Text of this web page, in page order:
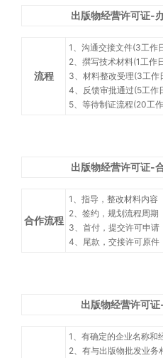
出版物经营许可证-
流程
1、沟通交接文件(3工作
2、撰写技术材料(1工作
3、材料整改受理(3工作
4、反馈审批通过(5工作
5、等待制证流程(20工
出版物经营许可证-
合作流程
1、指导，整改材料内容
2、签约，规划流程周期
3、首付，提交许可申请
4、尾款，交接许可原件
出版物经营许可
1、有确定的企业名称和
2、有与出版物批发业务